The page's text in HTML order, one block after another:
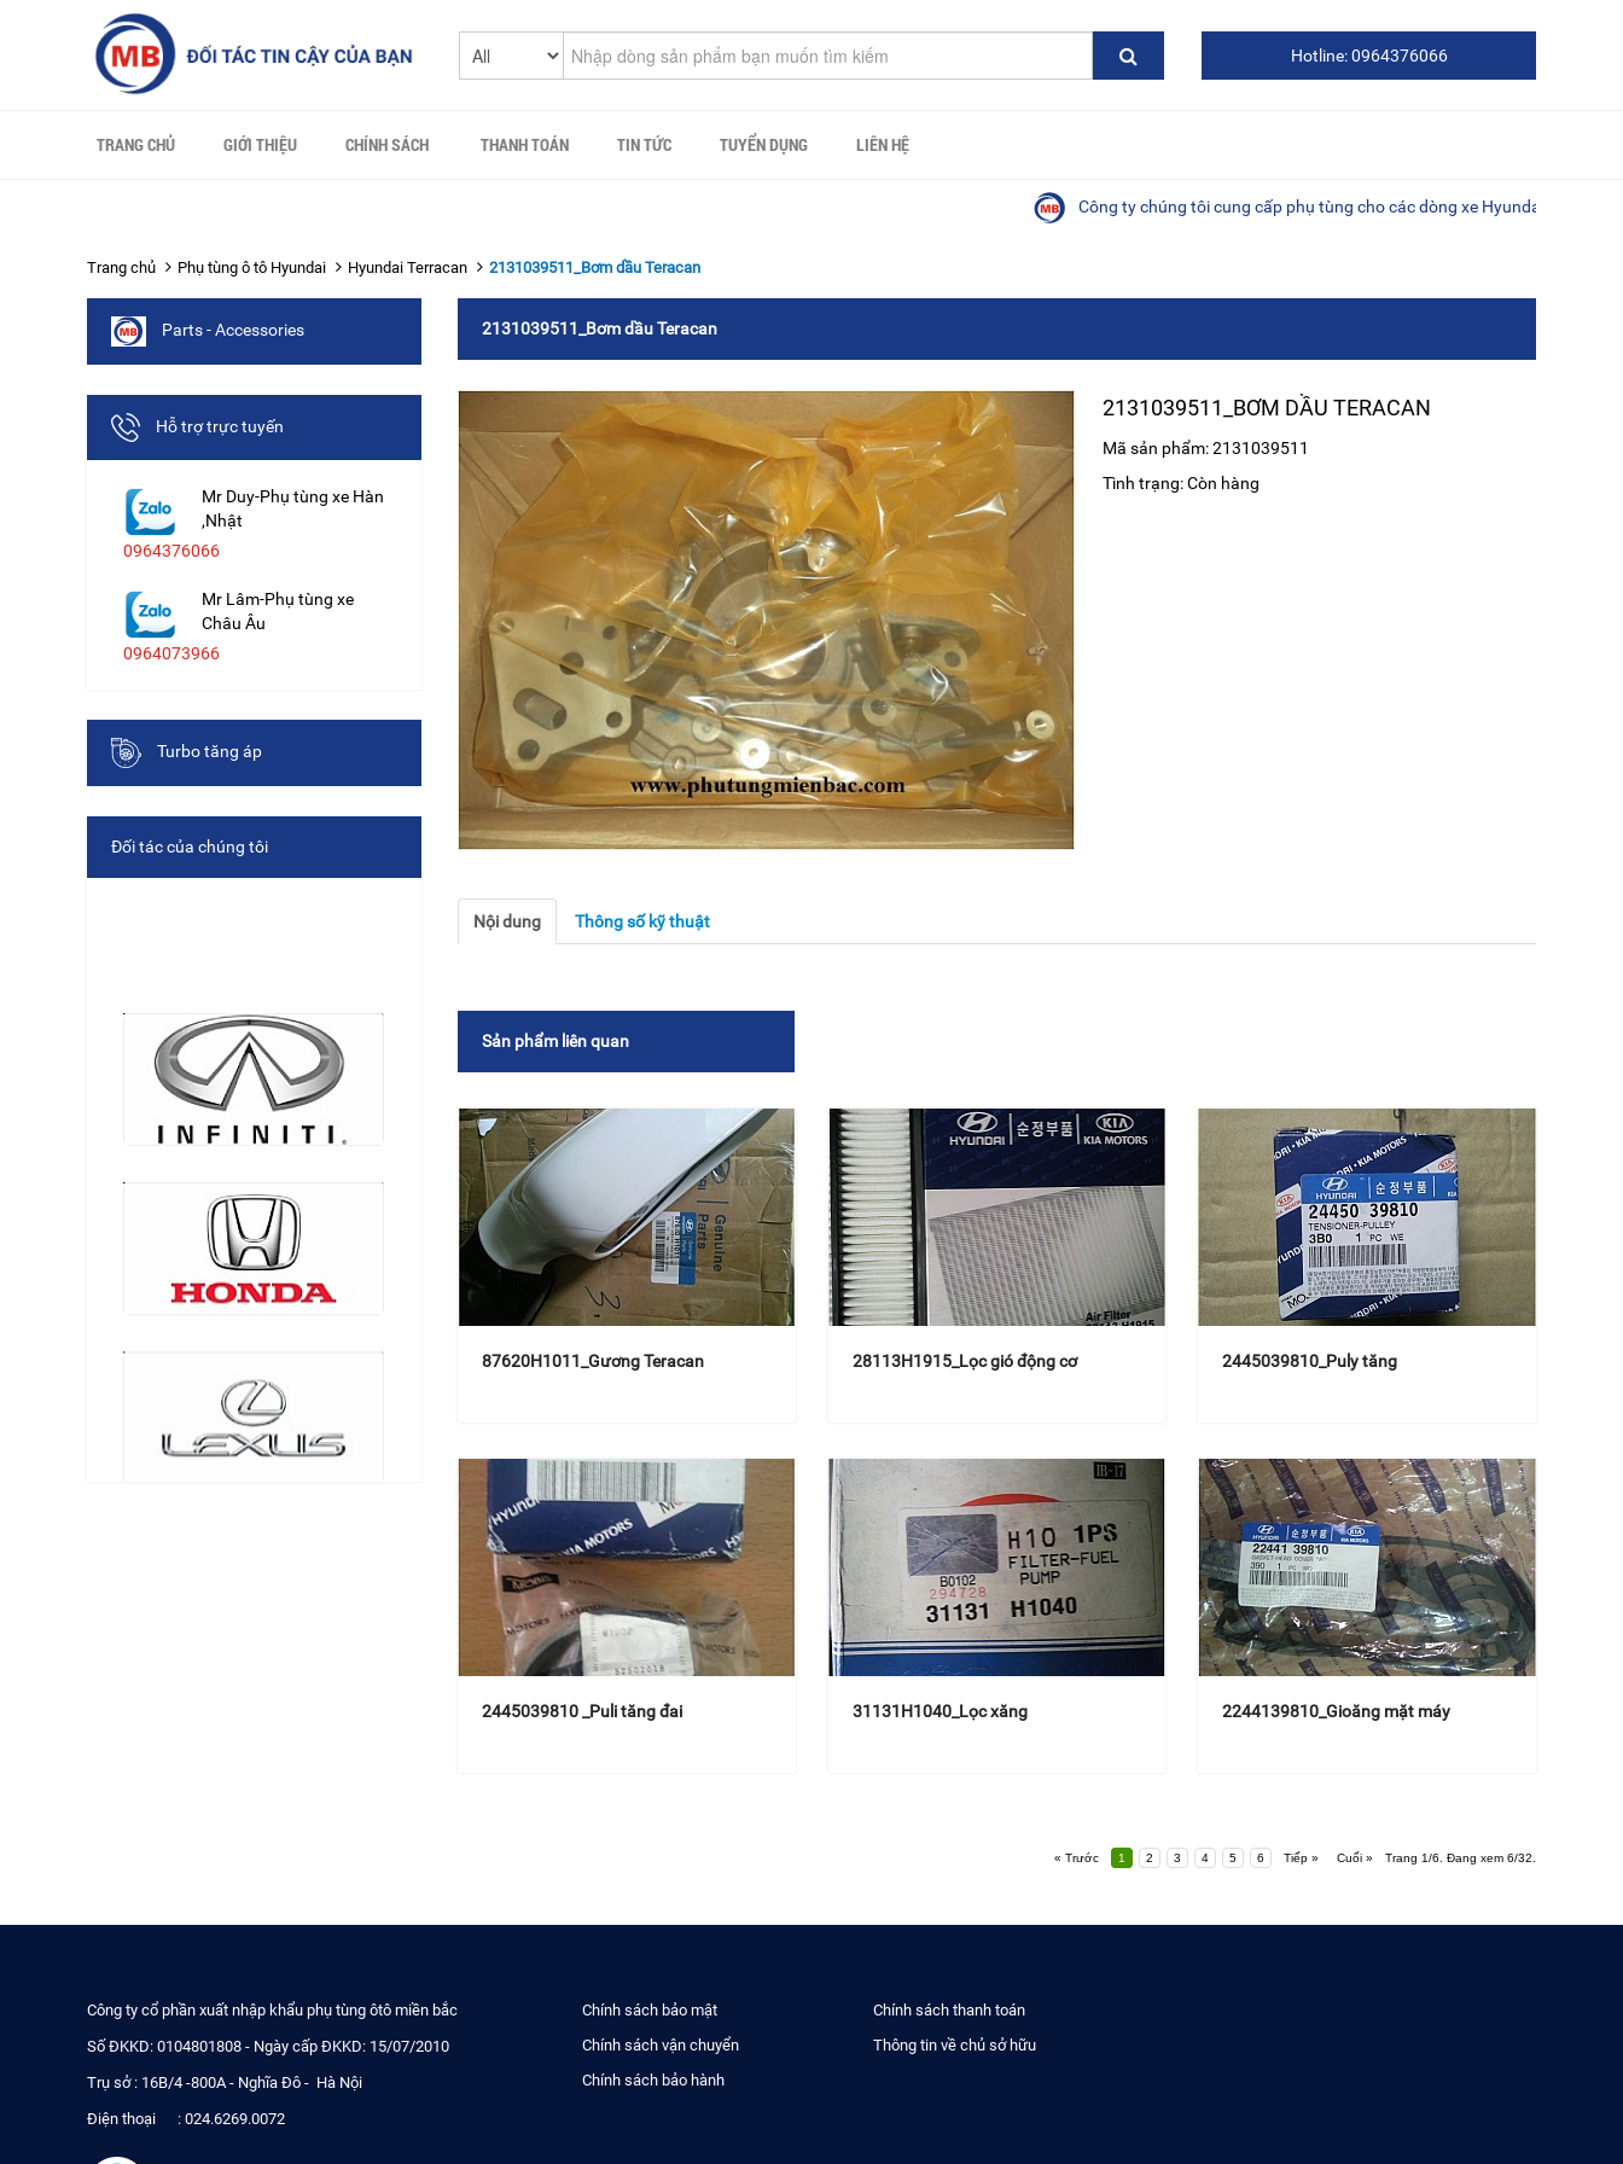
Hotline: 0964376066
TRANG CHỦ GIỚI THIỆU CHÍNH SÁCH THANH TOÁN TIN TỨC TUYỂN DỤNG LIÊN HỆ
Công ty chúng tôi cung cấp phụ tùng cho các dòng xe Hyundai, Kia, Daewoo,
Trang chủ Phụ tùng ô tô Hyundai Hyundai Terracan 2131039511_Bơm dầu Teracan
2131039511_Bơm dầu Teracan
2131039511_BƠM DẦU TERACAN
Mã sản phẩm: 2131039511
Tình trạng: Còn hàng
Nội dung Thông số kỹ thuật
Sản phẩm liên quan
87620H1011_Gương Teracan 28113H1915_Lọc gió động cơ 2445039810_Puly tăng
2445039810 _Puli tăng đai 31131H1040_Lọc xăng 2244139810_Gioăng mặt máy
« Trước 1 2 3 4 5 6 Tiếp » Cuối » Trang 1/6. Đang xem 6/32.
Parts - Accessories
Hỗ trợ trực tuyến
Mr Duy-Phụ tùng xe Hàn
,Nhật
0964376066
Mr Lâm-Phụ tùng xe
Châu Âu
0964073966
Turbo tăng áp
Đối tác của chúng tôi
Công ty cổ phần xuất nhập khẩu phụ tùng ôtô miền bắc
Số ĐKKD: 0104801808 - Ngày cấp ĐKKD: 15/07/2010
Trụ sở : 16B/4 -800A - Nghĩa Đô - Hà Nội
Điện thoại : 024.6269.0072
Chính sách bảo mật
Chính sách thanh toán
Chính sách vận chuyển
Thông tin về chủ sở hữu
Chính sách bảo hành